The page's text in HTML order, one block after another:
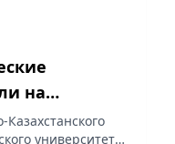
на
студенты
университета